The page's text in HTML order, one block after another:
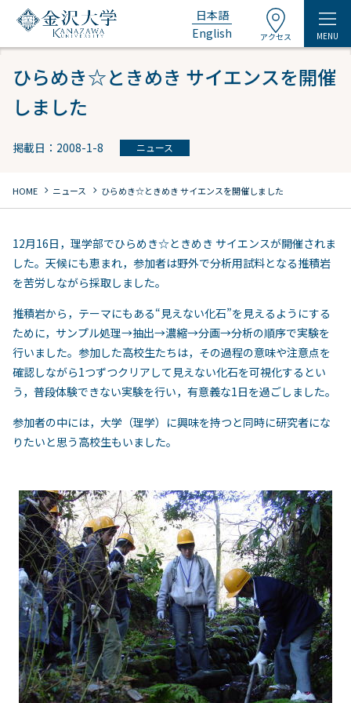
日本語
English
アクセス MENU
ひらめき☆ときめき サイエンスを開催
しました
掲載日：2008-1-8 ニュース
HOME chevron_right ニュース chevron_right ひらめき☆ときめき サイエンスを開催しました
12月16日，理学部でひらめき☆ときめき サイエンスが開催されま
した。天候にも恵まれ，参加者は野外で分析用試料となる推積岩
を苦労しながら採取しました。
推積岩から，テーマにもある“見えない化石”を見えるようにする
ために，サンプル処理→抽出→濃縮→分画→分析の順序で実験を
行いました。参加した高校生たちは，その過程の意味や注意点を
確認しながら1つずつクリアして見えない化石を可視化するとい
う，普段体験できない実験を行い，有意義な1日を過ごしました。
参加者の中には，大学（理学）に興味を持つと同時に研究者にな
りたいと思う高校生もいました。